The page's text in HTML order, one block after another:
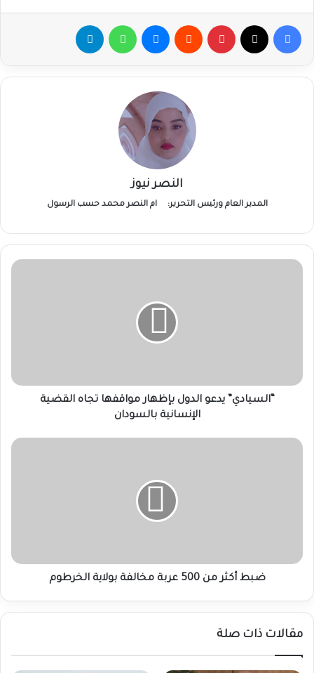
فيسبوك بينتيريست ماسنجر واتساب
النصر نيوز
المدير العام ورئيس التحرير: ام النصر محمد حسب الرسول
“السيادي”
بالسودان
“السيادي” يدعو الدول بإظهار مواقفها تجاه القضية
الإنسانية بالسودان
ضبط
ضبط أكثر من 500 عربة مخالفة بولاية الخرطوم
مقالات ذات صلة